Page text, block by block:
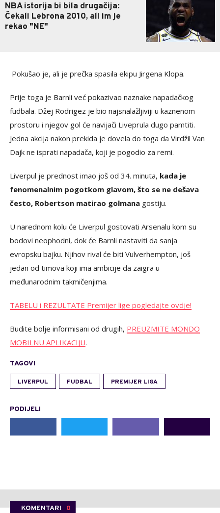
NBA istorija bi bila drugačija:
Čekali Lebrona 2010, ali im je
rekao "NE"
Pokušao je, ali je prečka spasila ekipu Jirgena Klopa.
Prije toga je Barnli već pokazivao naznake napadačkog
fudbala. Džej Rodrigez je bio najsnalažljiviji u kaznenom
prostoru i njegov gol će navijači Liveprula dugo pamtiti.
Jedna akcija nakon prekida je dovela do toga da Virdžil Van
Dajk ne isprati napadača, koji je pogodio za remi.
Liverpul je prednost imao još od 34. minuta, kada je
fenomenalnim pogotkom glavom, što se ne dešava
često, Robertson matirao golmana gostiju.
U narednom kolu će Liverpul gostovati Arsenalu kom su
bodovi neophodni, dok će Barnli nastaviti da sanja
evropsku bajku. Njihov rival će biti Vulverhempton, još
jedan od timova koji ima ambicije da zaigra u
međunarodnim takmičenjima.
TABELU i REZULTATE Premijer lige pogledajte ovdje!
Budite bolje informisani od drugih, PREUZMITE MONDO
MOBILNU APLIKACIJU.
TAGOVI
LIVERPUL FUDBAL PREMIJER LIGA
PODIJELI
KOMENTARI 0